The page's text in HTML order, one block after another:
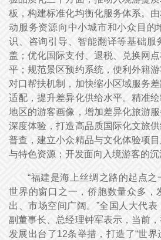
板，构建标准化均衡化服务体系。
动服务资源向中小城市和小众目的
识、咨询引导、智能翻译等基础服
盖；优化国际支付、退税、兑换网
平；规范景区预约系统，便利外籍
对口帮扶机制，加快缩小区域服务
适配，提升差异化供给水平。精准
地区的游客画像，增加差异化旅游
深度体验，打造高品质国际化文旅
普查，建立小众精品与文化体验项
与特色资源；开发面向入境游客的沉
“福建是海上丝绸之路的起点
世界的窗口之一，侨胞数量众多，
出、市场空间广阔。”全国人大代
副董事长、总经理钟军表示，当前
发展出台了12条举措，打造了“世界